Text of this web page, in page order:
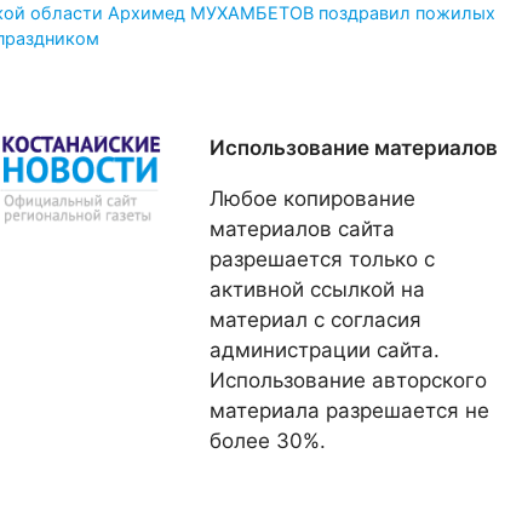
области Архимед МУХАМБЕТОВ поздравил пожилых
Использование материалов
Любое копирование
материалов сайта
разрешается только с
активной ссылкой на
материал с согласия
администрации сайта.
Использование авторского
материала разрешается не
более 30%.